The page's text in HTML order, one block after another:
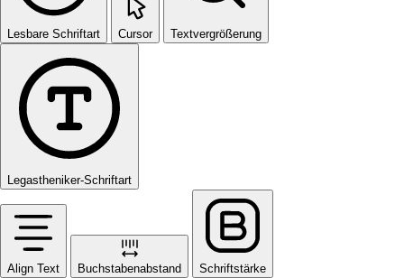
Lesbare Schriftart Cursor Textvergrößerung
Legastheniker-Schriftart
Align Text Buchstabenabstand Schriftstärke